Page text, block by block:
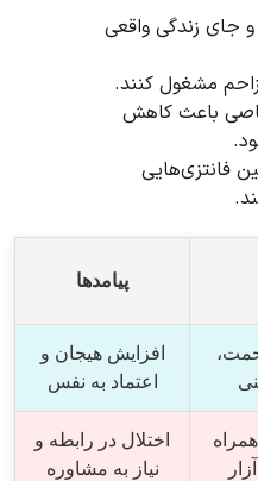
جای زندگی واقعی
مشغول کنند.
خاصی باعث کاهش
فانتزی‌هایی
پیامدها
افزایش هیجان و
اعتماد به نفس
اختلال در رابطه و
نیاز به مشاوره